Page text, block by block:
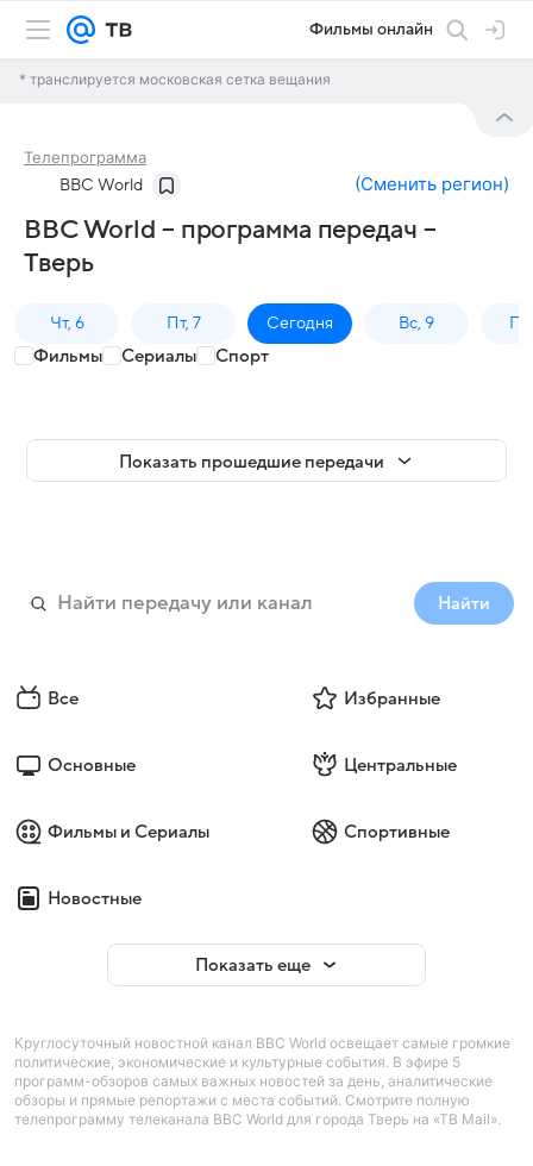
Фильмы онлайн
* транслируется московская сетка вещания
Телепрограмма
BBC World (Сменить регион)
BBC World – программа передач –
Тверь
Чт, 6 Пт, 7 Сегодня Вс, 9
Фильмы Сериалы Спорт
Показать прошедшие передачи
Найти
Все Избранные
Основные Центральные
Фильмы и Сериалы Спортивные
Новостные
Показать еще
Круглосуточный новостной канал BBC World освещает самые громкие
политические, экономические и культурные события. В эфире 5
программ-обзоров самых важных новостей за день, аналитические
обзоры и прямые репортажи с места событий. Смотрите полную
телепрограмму телеканала BBC World для города Тверь на «ТВ Mail».